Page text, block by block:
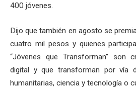
400 jóvenes.
Dijo que también en agosto se
cuatro mil pesos y quienes
“Jóvenes que Transforman” son
digital y que transforman por vía
humanitarias, ciencia y tecnología o